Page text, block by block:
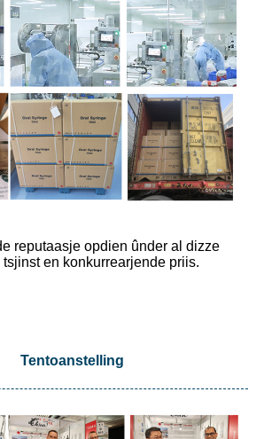
reputaasje opdien ûnder al dizze
en konkurrearjende priis.
Tentoanstelling